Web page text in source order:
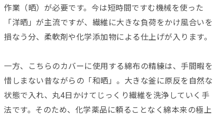
作業（晒）が必要です。今は短時間ですむ機械を使った
「洋晒」が主流ですが、繊維に大きな負荷をかけ風合いを
損なう分、柔軟剤や化学添加物による仕上げが入ります。
一方、こちらのカバーに使用する綿布の精練は、手間暇を
惜しまない昔ながらの「和晒」。大きな釜に原反を自然な
状態で入れ、丸4日かけてじっくり繊維を洗浄していく手
法です。そのため、化学薬品に頼ることなく綿本来の極上